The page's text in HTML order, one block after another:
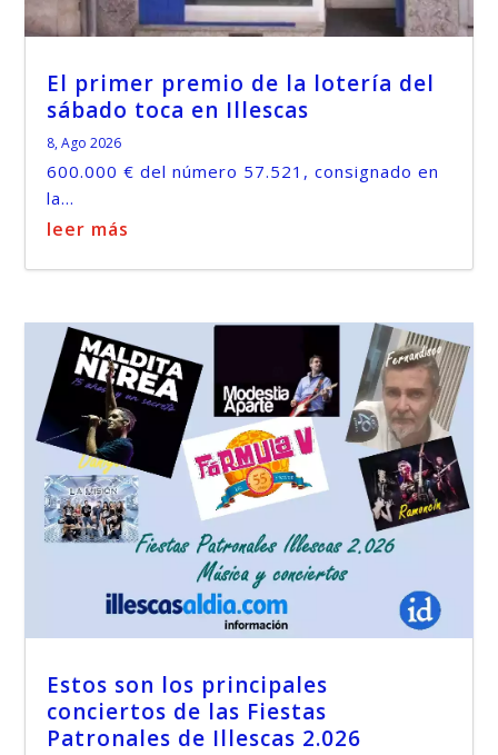
El primer premio de la lotería del
sábado toca en Illescas
8, Ago 2026
600.000 € del número 57.521, consignado en
la...
leer más
Estos son los principales
conciertos de las Fiestas
Patronales de Illescas 2.026